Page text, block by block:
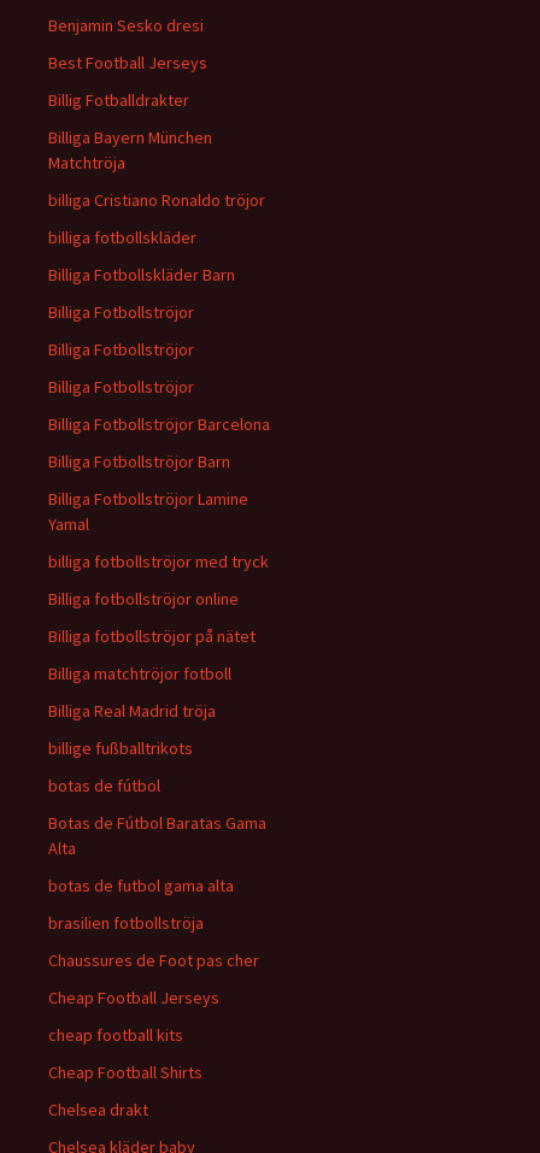
Benjamin Sesko dresi
Best Football Jerseys
Billig Fotballdrakter
Billiga Bayern München
Matchtröja
billiga Cristiano Ronaldo tröjor
billiga fotbollskläder
Billiga Fotbollskläder Barn
Billiga Fotbollströjor
Billiga Fotbollströjor
Billiga Fotbollströjor
Billiga Fotbollströjor Barcelona
Billiga Fotbollströjor Barn
Billiga Fotbollströjor Lamine
Yamal
billiga fotbollströjor med tryck
Billiga fotbollströjor online
Billiga fotbollströjor på nätet
Billiga matchtröjor fotboll
Billiga Real Madrid tröja
billige fußballtrikots
botas de fútbol
Botas de Fútbol Baratas Gama
Alta
botas de futbol gama alta
brasilien fotbollströja
Chaussures de Foot pas cher
Cheap Football Jerseys
cheap football kits
Cheap Football Shirts
Chelsea drakt
Chelsea kläder baby